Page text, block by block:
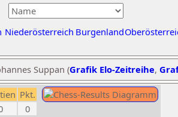
Niederösterreich Burgenland
Suppan (Grafik Elo-Zeitreihe,
Pkt.
0